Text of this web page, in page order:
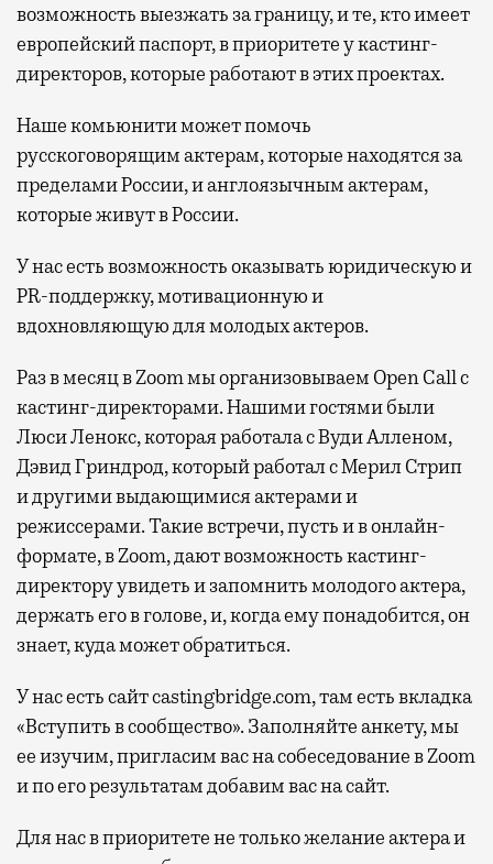
возможность выезжать за границу, и те, кто имеет
европейский паспорт, в приоритете у кастинг-
директоров, которые работают в этих проектах.
Наше комьюнити может помочь
русскоговорящим актерам, которые находятся за
пределами России, и англоязычным актерам,
которые живут в России.
У нас есть возможность оказывать юридическую и
PR-поддержку, мотивационную и
вдохновляющую для молодых актеров.
Раз в месяц в Zoom мы организовываем Open Call с
кастинг-директорами. Нашими гостями были
Люси Ленокс, которая работала с Вуди Алленом,
Дэвид Гриндрод, который работал с Мерил Стрип
и другими выдающимися актерами и
режиссерами. Такие встречи, пусть и в онлайн-
формате, в Zoom, дают возможность кастинг-
директору увидеть и запомнить молодого актера,
держать его в голове, и, когда ему понадобится, он
знает, куда может обратиться.
У нас есть сайт castingbridge.com, там есть вкладка
«Вступить в сообщество». Заполняйте анкету, мы
ее изучим, пригласим вас на собеседование в Zoom
и по его результатам добавим вас на сайт.
Для нас в приоритете не только желание актера и